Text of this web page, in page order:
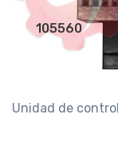
105560
Unidad de